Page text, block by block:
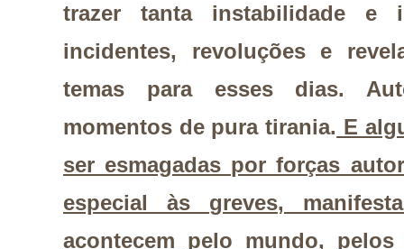
trazer tanta instabilidade e
incidentes, revoluções e
temas para esses dias.
momentos de pura tirania. E
ser esmagadas por forças
especial às greves,
acontecem pelo mundo,